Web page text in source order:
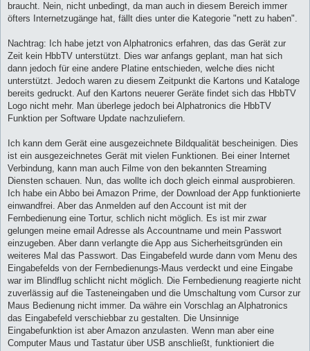
braucht. Nein, nicht unbedingt, da man auch in diesem Bereich immer
öfters Internetzugänge hat, fällt dies unter die Kategorie "nett zu haben".
Nachtrag: Ich habe jetzt von Alphatronics erfahren, das das Gerät zur
Zeit kein HbbTV unterstützt. Dies war anfangs geplant, man hat sich
dann jedoch für eine andere Platine entschieden, welche dies nicht
unterstützt. Jedoch waren zu diesem Zeitpunkt die Kartons und Kataloge
bereits gedruckt. Auf den Kartons neuerer Geräte findet sich das HbbTV
Logo nicht mehr. Man überlege jedoch bei Alphatronics die HbbTV
Funktion per Software Update nachzuliefern.
Ich kann dem Gerät eine ausgezeichnete Bildqualität bescheinigen. Dies
ist ein ausgezeichnetes Gerät mit vielen Funktionen. Bei einer Internet
Verbindung, kann man auch Filme von den bekannten Streaming
Diensten schauen. Nun, das wollte ich doch gleich einmal ausprobieren.
Ich habe ein Abbo bei Amazon Prime, der Download der App funktionierte
einwandfrei. Aber das Anmelden auf den Account ist mit der
Fernbedienung eine Tortur, schlich nicht möglich. Es ist mir zwar
gelungen meine email Adresse als Accountname und mein Passwort
einzugeben. Aber dann verlangte die App aus Sicherheitsgründen ein
weiteres Mal das Passwort. Das Eingabefeld wurde dann vom Menu des
Eingabefelds von der Fernbedienungs-Maus verdeckt und eine Eingabe
war im Blindflug schlicht nicht möglich. Die Fernbedienung reagierte nicht
zuverlässig auf die Tasteneingaben und die Umschaltung vom Cursor zur
Maus Bedienung nicht immer. Da währe ein Vorschlag an Alphatronics
das Eingabefeld verschiebbar zu gestalten. Die Unsinnige
Eingabefunktion ist aber Amazon anzulasten. Wenn man aber eine
Computer Maus und Tastatur über USB anschließt, funktioniert die